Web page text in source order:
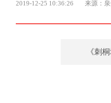
2019-12-25 10:36:26 来源：
《刺